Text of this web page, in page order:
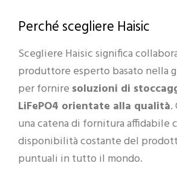
Perché scegliere Haisic
Scegliere Haisic significa
produttore esperto basato nella
per fornire soluzioni di
LiFePO4 orientate alla qualità.
una catena di fornitura affidabile
disponibilità costante del
puntuali in tutto il mondo.